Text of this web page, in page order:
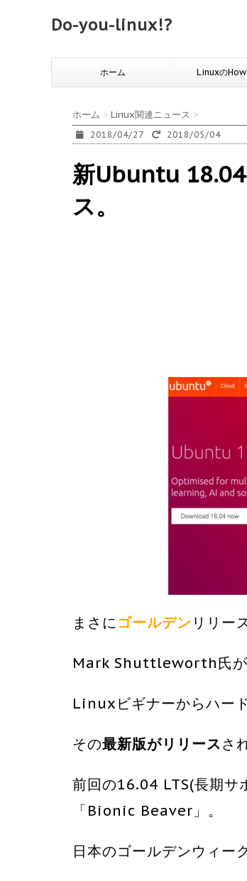
Do-you-linux!?
ホーム Linuxの
ホーム > Linux関連ニュース >
2018/04/27 2018/05/04
新Ubuntu
ス。
まさに ゴールデン リリー
Mark Shuttleworth氏
Linuxビギナーからハー
その最新版がリリースさ
前回の16.04 LTS(長期サ
「Bionic Beaver」。
日本のゴールデンウィー